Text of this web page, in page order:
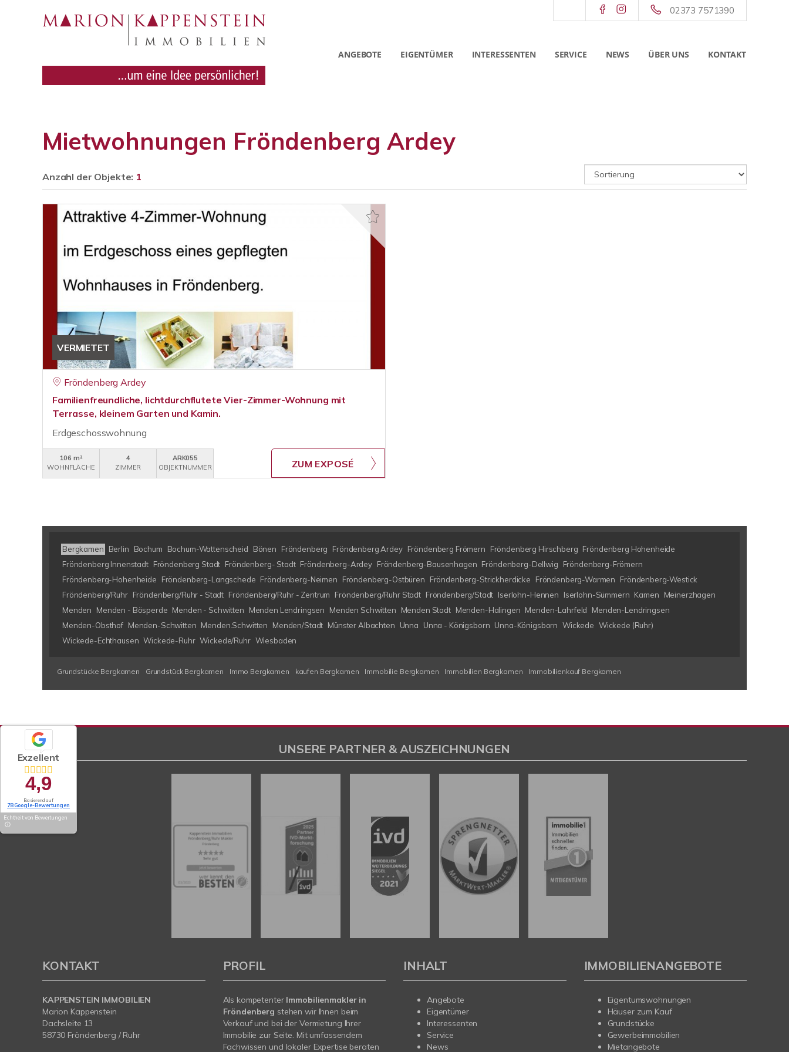
02373 7571390
ANGEBOTE EIGENTÜMER INTERESSENTEN SERVICE NEWS ÜBER UNS KONTAKT
Mietwohnungen Fröndenberg Ardey
Anzahl der Objekte: 1
VERMIETET
Fröndenberg Ardey
Familienfreundliche, lichtdurchflutete Vier-Zimmer-Wohnung mit
Terrasse, kleinem Garten und Kamin.
Erdgeschosswohnung
106 m²
WOHNFLÄCHE
4
ZIMMER
ARK055
OBJEKTNUMMER
ZUM EXPOSÉ
Bergkamen Berlin Bochum Bochum-Wattenscheid Bönen Fröndenberg Fröndenberg Ardey Fröndenberg Frömern Fröndenberg Hirschberg Fröndenberg Hohenheide
Fröndenberg Innenstadt Fröndenberg Stadt Fröndenberg- Stadt Fröndenberg-Ardey Fröndenberg-Bausenhagen Fröndenberg-Dellwig
Fröndenberg-Frömern
Fröndenberg-Hohenheide
Fröndenberg-Langschede Fröndenberg-Neimen Fröndenberg-Ostbüren Fröndenberg-Strickherdicke Fröndenberg-Warmen
Fröndenberg-Westick
Fröndenberg/Ruhr Fröndenberg/Ruhr - Stadt Fröndenberg/Ruhr - Zentrum Fröndenberg/Ruhr Stadt Fröndenberg/Stadt Iserlohn-Hennen Iserlohn-Sümmern Kamen
Meinerzhagen
Menden
Menden - Bösperde Menden - Schwitten Menden Lendringsen Menden Schwitten Menden Stadt Menden-Halingen Menden-Lahrfeld
Menden-Lendringsen
Menden-Obsthof Menden-Schwitten Menden.Schwitten Menden/Stadt Münster Albachten Unna Unna - Königsborn Unna-Königsborn Wickede Wickede (Ruhr)
Wickede-Echthausen Wickede-Ruhr Wickede/Ruhr Wiesbaden
Grundstücke Bergkamen Grundstück Bergkamen Immo Bergkamen kaufen Bergkamen Immobilie Bergkamen Immobilien Bergkamen Immobilienkauf Bergkamen
Exzellent
4,9
Basierend auf
78 Google-Bewertungen
Echtheit von Bewertungen
UNSERE PARTNER & AUSZEICHNUNGEN
KONTAKT
KAPPENSTEIN IMMOBILIEN
Marion Kappenstein
Dachsleite 13
58730 Fröndenberg / Ruhr
PROFIL
Als kompetenter Immobilienmakler in
Fröndenberg stehen wir Ihnen beim
Verkauf und bei der Vermietung Ihrer
Immobilie zur Seite. Mit umfassendem
Fachwissen und lokaler Expertise beraten
INHALT
Angebote
Eigentümer
Interessenten
Service
News
IMMOBILIENANGEBOTE
Eigentumswohnungen
Häuser zum Kauf
Grundstücke
Gewerbeimmobilien
Mietangebote